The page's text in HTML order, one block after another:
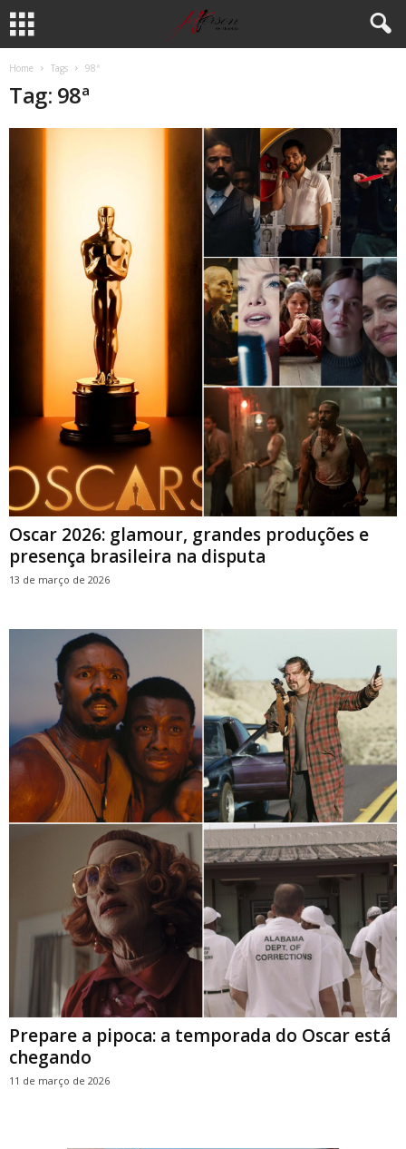
Home Tags 98ª
Tag: 98ª
Oscar 2026: glamour, grandes produções e
presença brasileira na disputa
13 de março de 2026
Prepare a pipoca: a temporada do Oscar está
chegando
11 de março de 2026